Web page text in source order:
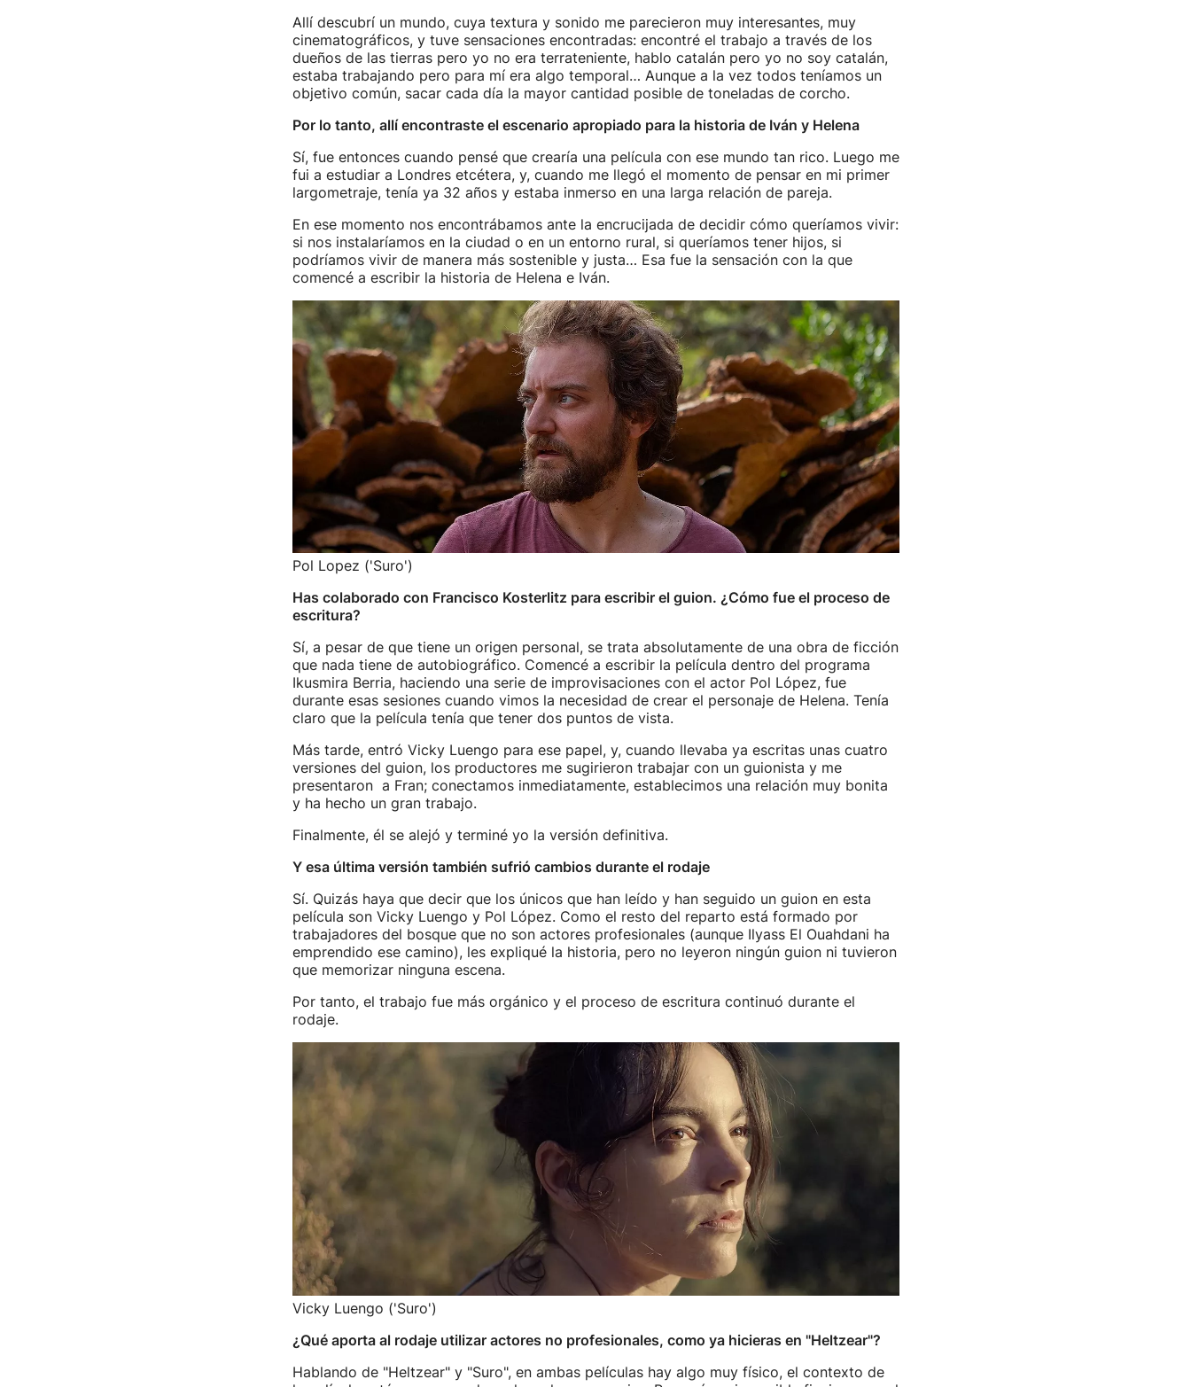
Allí descubrí un mundo, cuya textura y sonido me parecieron muy interesantes, muy
cinematográficos, y tuve sensaciones encontradas: encontré el trabajo a través de los
dueños de las tierras pero yo no era terrateniente, hablo catalán pero yo no soy catalán,
estaba trabajando pero para mí era algo temporal… Aunque a la vez todos teníamos un
objetivo común, sacar cada día la mayor cantidad posible de toneladas de corcho.
Por lo tanto, allí encontraste el escenario apropiado para la historia de Iván y Helena
Sí, fue entonces cuando pensé que crearía una película con ese mundo tan rico. Luego me
fui a estudiar a Londres etcétera, y, cuando me llegó el momento de pensar en mi primer
largometraje, tenía ya 32 años y estaba inmerso en una larga relación de pareja.
En ese momento nos encontrábamos ante la encrucijada de decidir cómo queríamos vivir:
si nos instalaríamos en la ciudad o en un entorno rural, si queríamos tener hijos, si
podríamos vivir de manera más sostenible y justa… Esa fue la sensación con la que
comencé a escribir la historia de Helena e Iván.
Pol Lopez ('Suro')
Has colaborado con Francisco Kosterlitz para escribir el guion. ¿Cómo fue el proceso de
escritura?
Sí, a pesar de que tiene un origen personal, se trata absolutamente de una obra de ficción
que nada tiene de autobiográfico. Comencé a escribir la película dentro del programa
Ikusmira Berria, haciendo una serie de improvisaciones con el actor Pol López, fue
durante esas sesiones cuando vimos la necesidad de crear el personaje de Helena. Tenía
claro que la película tenía que tener dos puntos de vista.
Más tarde, entró Vicky Luengo para ese papel, y, cuando llevaba ya escritas unas cuatro
versiones del guion, los productores me sugirieron trabajar con un guionista y me
presentaron a Fran; conectamos inmediatamente, establecimos una relación muy bonita
y ha hecho un gran trabajo.
Finalmente, él se alejó y terminé yo la versión definitiva.
Y esa última versión también sufrió cambios durante el rodaje
Sí. Quizás haya que decir que los únicos que han leído y han seguido un guion en esta
película son Vicky Luengo y Pol López. Como el resto del reparto está formado por
trabajadores del bosque que no son actores profesionales (aunque Ilyass El Ouahdani ha
emprendido ese camino), les expliqué la historia, pero no leyeron ningún guion ni tuvieron
que memorizar ninguna escena.
Por tanto, el trabajo fue más orgánico y el proceso de escritura continuó durante el
rodaje.
Vicky Luengo ('Suro')
¿Qué aporta al rodaje utilizar actores no profesionales, como ya hicieras en "Heltzear"?
Hablando de "Heltzear" y "Suro", en ambas películas hay algo muy físico, el contexto de